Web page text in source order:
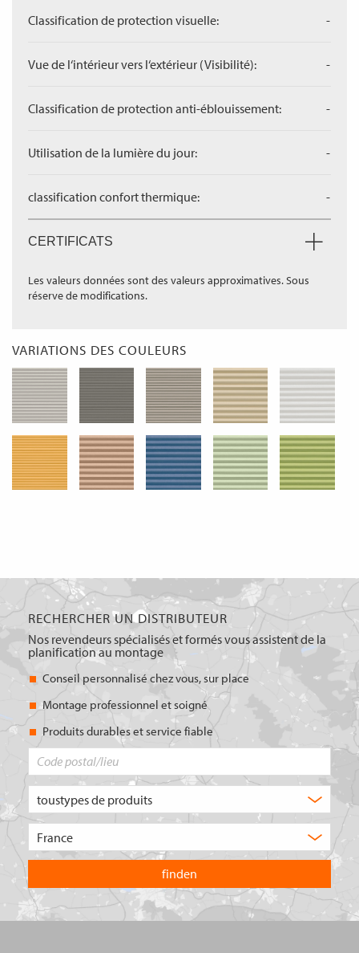
Classification de protection visuelle: -
Vue de l‘intérieur vers l‘extérieur (Visibilité): -
Classification de protection anti-éblouissement: -
Utilisation de la lumière du jour: -
classification confort thermique: -
CERTIFICATS
Les valeurs données sont des valeurs approximatives. Sous
réserve de modifications.
VARIATIONS DES COULEURS
RECHERCHER UN DISTRIBUTEUR
Nos revendeurs spécialisés et formés vous assistent de la
planification au montage
Conseil personnalisé chez vous, sur place
Montage professionnel et soigné
Produits durables et service fiable
de
recherchez-
vous
?
pays
dans
lequel
vous
souhaitez